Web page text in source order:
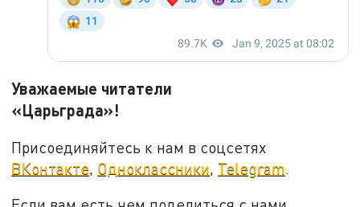
Уважаемые читатели
«Царьграда»!
Присоединяйтесь к нам в соцсетях
ВКонтакте Одноклассники Telegram